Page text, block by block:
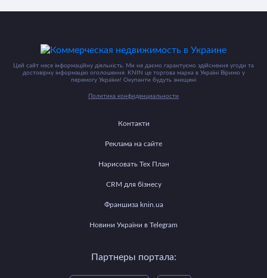
Цей сайт несе інформаційну діяльність. Ми не даємо гарантуємо здійснення угоди та
достовірну інформацію оголошення. KNIN це торгова марка в Україні Віримо у
перемогу України! Окупанти будуть знищені
Политика конфиденциальности
Контакти
Реклама на сайте
Нарисовать Тех План
CRM для бізнесу
Франшиза knin.ua
Новини України в Telegram
Партнеры портала: